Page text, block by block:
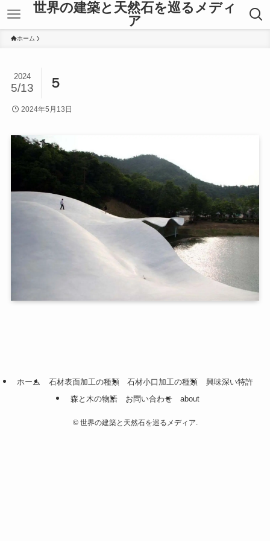
世界の建築と天然石を巡るメディ
ア
ホーム
５
2024
5/13
2024年5月13日
ホーム 石材表面加工の種類 石材小口加工の種類
興味深い特許
森と木の物語
お問い合わせ about
©世界の建築と天然石を巡るメディア.